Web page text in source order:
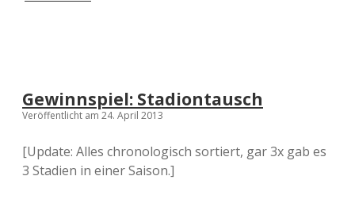
Gewinnspiel: Stadiontausch
Veröffentlicht am 24. April 2013
[Update: Alles chronologisch sortiert, gar 3x gab es
3 Stadien in einer Saison.]